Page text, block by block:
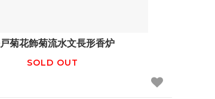
菊花飾菊流水文長形香炉
SOLD OUT